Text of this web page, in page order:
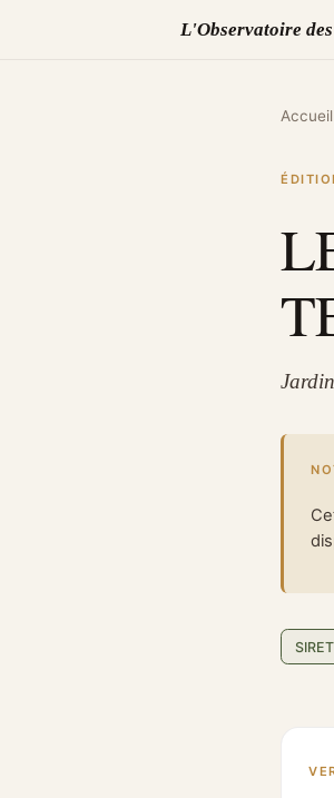
L'Observatoire
Accueil